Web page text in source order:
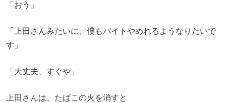
「おう」
「上田さんみたいに、僕もバイトやめれるようなりたいで
す」
「大丈夫、すぐや」
上田さんは、たばこの火を消すと